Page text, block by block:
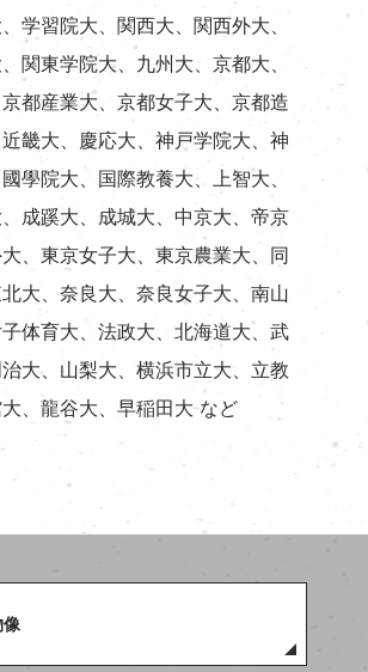
学習院大、関西大、関西外大、
関東学院大、九州大、京都大、
都産業大、京都女子大、京都造
畿大、慶応大、神戸学院大、神
學院大、国際教養大、上智大、
成蹊大、成城大、中京大、帝京
、東京女子大、東京農業大、同
大、奈良大、奈良女子大、南山
体育大、法政大、北海道大、武
大、山梨大、横浜市立大、立教
、龍谷大、早稲田大 など